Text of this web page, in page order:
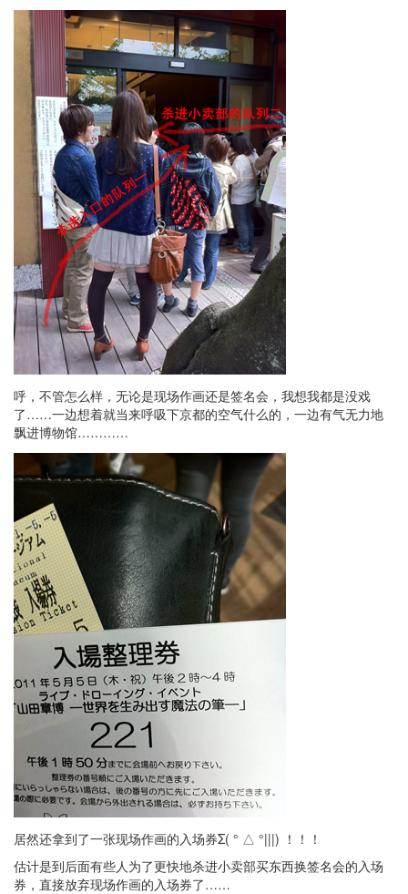
呼，不管怎么样，无论是现场作画还是签名会，我想我都是没戏
了……一边想着就当来呼吸下京都的空气什么的，一边有气无力地
飘进博物馆…………
居然还拿到了一张现场作画的入场券Σ( ° △ °|||) ！！！
估计是到后面有些人为了更快地杀进小卖部买东西换签名会的入场
券，直接放弃现场作画的入场券了……